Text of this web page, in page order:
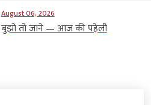
August 06, 2026
बुझो तो जाने — आज की पहेली